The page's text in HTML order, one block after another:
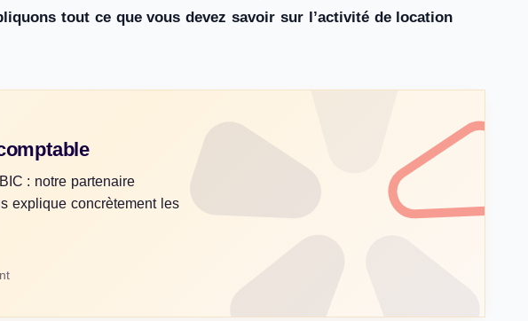
tout ce que vous devez savoir sur l’activité de location
: notre partenaire
explique concrètement les